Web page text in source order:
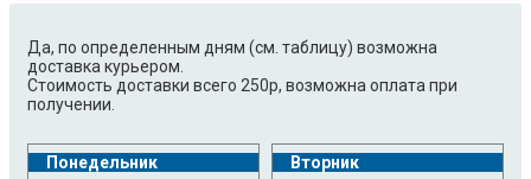
Да, по определенным дням (см. таблицу) возможна
доставка курьером.
Стоимость доставки всего 250р, возможна оплата при
получении.
Понедельник
Вторник